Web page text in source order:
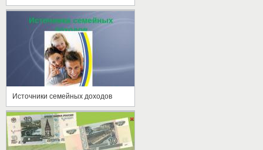
Источники семейных доходов